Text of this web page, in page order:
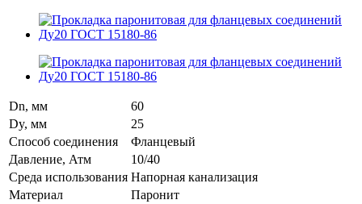
Dn, мм
60
Dy, мм
25
Способ соединения
Фланцевый
Давление, Атм
10/40
Среда использования Напорная канализация
Материал
Паронит